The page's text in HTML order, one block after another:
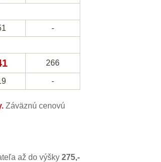
-
266
-
Záväznú cenovú
až do výšky 275,-